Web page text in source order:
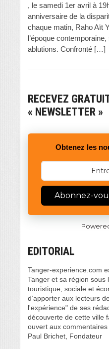
, le samedi 1er avril à
anniversaire de la
chaque matin, Raho Aït
l’époque
ablutions. Confronté […]
RECEVEZ
« NEWSLETTER »
Obtenez les
Abonnez-
EDITORIAL
Tanger-experience.com
Tanger et sa région sous
touristique, sociale et
d’apporter aux lecteurs
l'expérience" de ses
découverte de cette ville
ouvert aux commentaires
Paul Brichet, Fondateur